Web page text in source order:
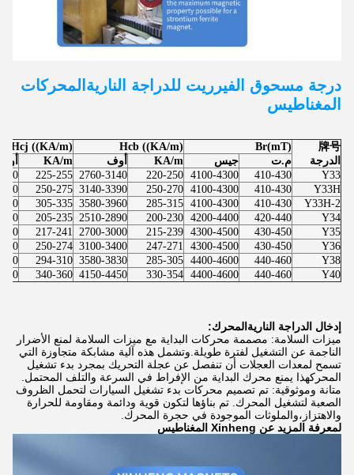
درجة مسحوق الفيرريت للدراجة النارية المحركات
المغناطيس
牌号
الدرجة
Br(mT)
Hcb ((KA/m)
Hcj ((KA/m)
م.ت
جيس KA/m أوف KA/m
Y33
410-430
4100-4300
220-250
2760-3140
225-255
Y33H
410-430
4100-4300
250-270
3140-3390
250-275
Y33H-2
410-430
4100-4300
285-315
3580-3960
305-335
Y34
420-440
4200-4400
200-230
2510-2890
205-235
Y35
430-450
4300-4500
215-239
2700-3000
217-241
Y36
430-450
4300-4500
247-271
3100-3400
250-274
Y38
440-460
4400-4600
285-305
3580-3830
294-310
Y40
440-460
4400-4600
330-354
4150-4450
340-360
إدخال الدراجة النارية المحرك:
ميزات السلامة: مصممة محركات البداية مع ميزات السلامة لمنع الأضرار
الناجمة عن التشغيل لفترة طويلة.وتشمل هذه آلية مشابكة متجاوزة التي
تسمح لمعدات العجلات أن تنفصل عن عجلة التحريك بمجرد بدء تشغيل
المحركهذا يمنع محرك البداية من الإفراط في السرعة والتلف المحتمل.
متانة وموثوقية: تم تصميم محركات بدء تشغيل السيارات لتحمل الظروف
الصعبة لتشغيل المحرك. تم بناؤها لتكون قوية ودائمة ومقاومة للحرارة
والاهتزاز،والملوثات الموجودة في حجرة المحرك.
لمعرفة المزيد عن Xinheng المغناطيس